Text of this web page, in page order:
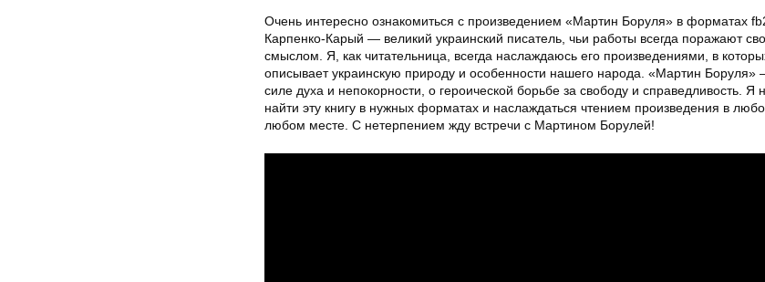
Очень интересно ознакомиться с произведением «Мартин Боруля» в форматах
Карпенко-Карый — великий украинский писатель, чьи работы всегда поражают
смыслом. Я, как читательница, всегда наслаждаюсь его произведениями, в
описывает украинскую природу и особенности нашего народа. «Мартин Боруля»
силе духа и непокорности, о героической борьбе за свободу и справедливость. Я
найти эту книгу в нужных форматах и наслаждаться чтением произведения в
любом месте. С нетерпением жду встречи с Мартином Борулей!